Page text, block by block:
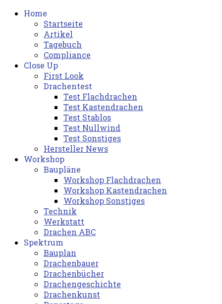
Home
Startseite
Artikel
Tagebuch
Compliance
Close Up
First Look
Drachentest
Test Flachdrachen
Test Kastendrachen
Test Stablos
Test Nullwind
Test Sonstiges
Hersteller News
Workshop
Baupläne
Workshop Flachdrachen
Workshop Kastendrachen
Workshop Sonstiges
Technik
Werkstatt
Drachen ABC
Spektrum
Bauplan
Drachenbauer
Drachenbücher
Drachengeschichte
Drachenkunst